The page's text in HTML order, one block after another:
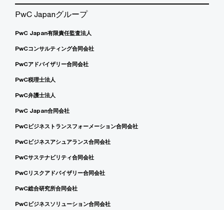
PwC Japanグループ
PwC Japan有限責任監査法人
PwCコンサルティング合同会社
PwCアドバイザリー合同会社
PwC税理士法人
PwC弁護士法人
PwC Japan合同会社
PwCビジネストランスフォーメーション合同会社
PwCビジネスアシュアランス合同会社
PwCサステナビリティ合同会社
PwCリスクアドバイザリー合同会社
PwC総合研究所合同会社
PwCビジネスソリューション合同会社